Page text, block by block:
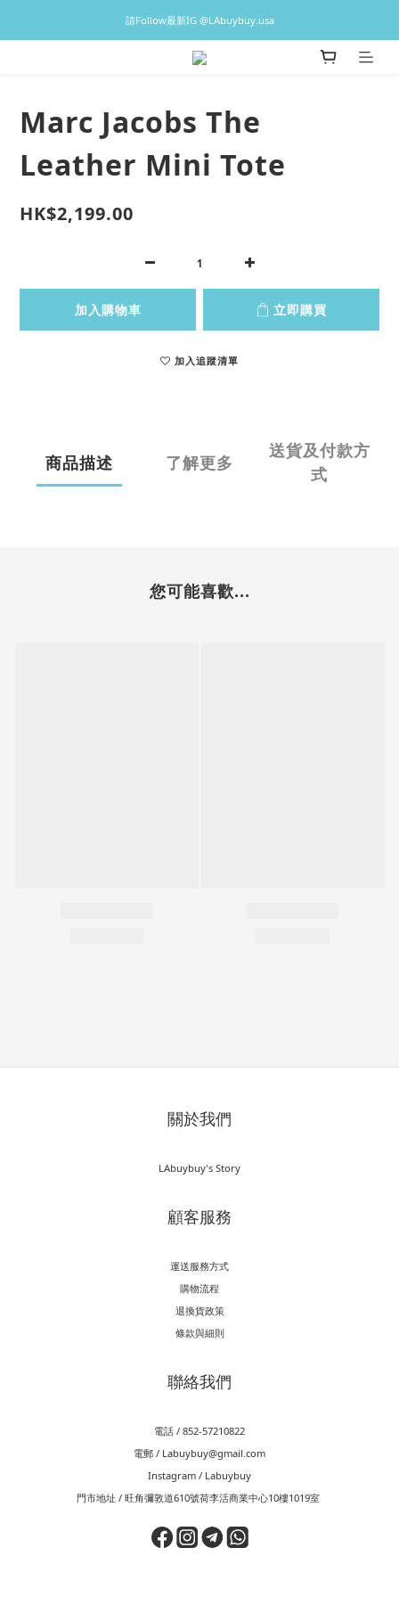
♡預訂貨品2-3星期到港，香港現貨1-3日出貨 ♡
請Follow最新IG @LAbuybuy.usa
♡預訂貨品2-3星期到港，香港現貨1-3日出貨 ♡
Marc Jacobs The
Leather Mini Tote
HK$2,199.00
加入購物車 立即購買
加入追蹤清單
商品描述 了解更多
送貨及付款方
式
您可能喜歡...
關於我們
LAbuybuy's Story
顧客服務
運送服務方式
購物流程
退換貨政策
條款與細則
聯絡我們
電話 / 852-57210822
電郵 / Labuybuy@gmail.com
Instagram / Labuybuy
門市地址 / 旺角彌敦道610號荷李活商業中心10樓1019室